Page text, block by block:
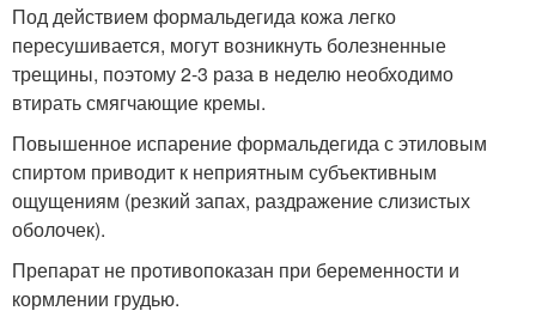
Под действием формальдегида кожа легко
пересушивается, могут возникнуть болезненные
трещины, поэтому 2-3 раза в неделю необходимо
втирать смягчающие кремы.
Повышенное испарение формальдегида с этиловым
спиртом приводит к неприятным субъективным
ощущениям (резкий запах, раздражение слизистых
оболочек).
Препарат не противопоказан при беременности и
кормлении грудью.